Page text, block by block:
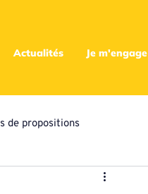
Actualités Je m'engage
de propositions